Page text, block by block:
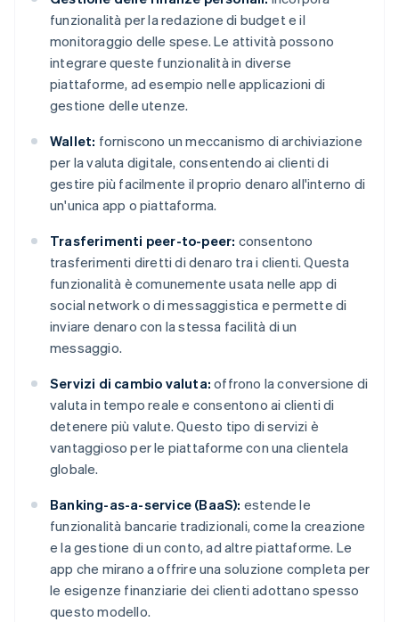
funzionalità per la redazione di budget e il
monitoraggio delle spese. Le attività possono
integrare queste funzionalità in diverse
piattaforme, ad esempio nelle applicazioni di
gestione delle utenze.
Wallet: forniscono un meccanismo di archiviazione
per la valuta digitale, consentendo ai clienti di
gestire più facilmente il proprio denaro all'interno di
un'unica app o piattaforma.
Trasferimenti peer-to-peer: consentono
trasferimenti diretti di denaro tra i clienti. Questa
funzionalità è comunemente usata nelle app di
social network o di messaggistica e permette di
inviare denaro con la stessa facilità di un
messaggio.
Servizi di cambio valuta: offrono la conversione di
valuta in tempo reale e consentono ai clienti di
detenere più valute. Questo tipo di servizi è
vantaggioso per le piattaforme con una clientela
globale.
Banking-as-a-service (BaaS): estende le
funzionalità bancarie tradizionali, come la creazione
e la gestione di un conto, ad altre piattaforme. Le
app che mirano a offrire una soluzione completa per
le esigenze finanziarie dei clienti adottano spesso
questo modello.